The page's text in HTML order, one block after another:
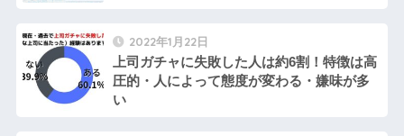
2022年1月22日
上司ガチャに失敗した人は約6割！特徴は高
圧的・人によって態度が変わる・嫌味が多
い